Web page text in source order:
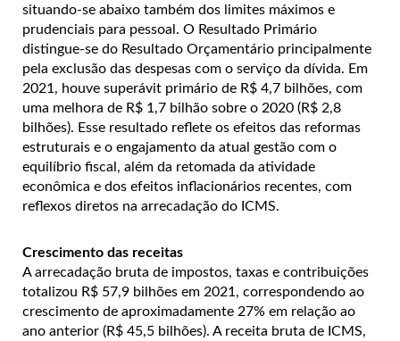
situando-se abaixo também dos limites máximos e
prudenciais para pessoal. O Resultado Primário
distingue-se do Resultado Orçamentário principalmente
pela exclusão das despesas com o serviço da dívida. Em
2021, houve superávit primário de R$ 4,7 bilhões, com
uma melhora de R$ 1,7 bilhão sobre o 2020 (R$ 2,8
bilhões). Esse resultado reflete os efeitos das reformas
estruturais e o engajamento da atual gestão com o
equilíbrio fiscal, além da retomada da atividade
econômica e dos efeitos inflacionários recentes, com
reflexos diretos na arrecadação do ICMS.
Crescimento das receitas
A arrecadação bruta de impostos, taxas e contribuições
totalizou R$ 57,9 bilhões em 2021, correspondendo ao
crescimento de aproximadamente 27% em relação ao
ano anterior (R$ 45,5 bilhões). A receita bruta de ICMS,